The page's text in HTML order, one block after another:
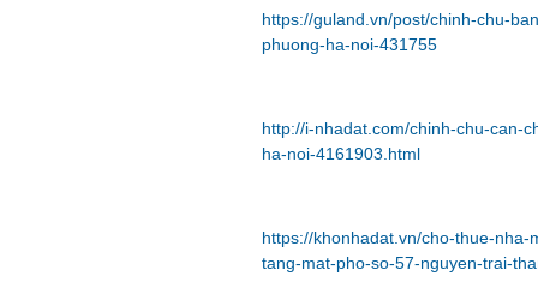
https://guland.vn/post/chinh-chu-
phuong-ha-noi-431755
http://i-nhadat.com/chinh-chu-can-
ha-noi-4161903.html
https://khonhadat.vn/cho-thue-
tang-mat-pho-so-57-nguyen-trai-